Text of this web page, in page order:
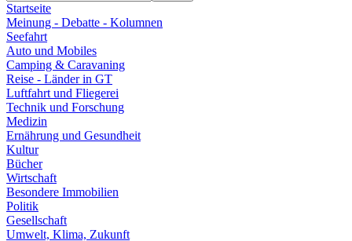
Startseite
Meinung - Debatte - Kolumnen
Seefahrt
Auto und Mobiles
Camping & Caravaning
Reise - Länder in GT
Luftfahrt und Fliegerei
Technik und Forschung
Medizin
Ernährung und Gesundheit
Kultur
Bücher
Wirtschaft
Besondere Immobilien
Politik
Gesellschaft
Umwelt, Klima, Zukunft